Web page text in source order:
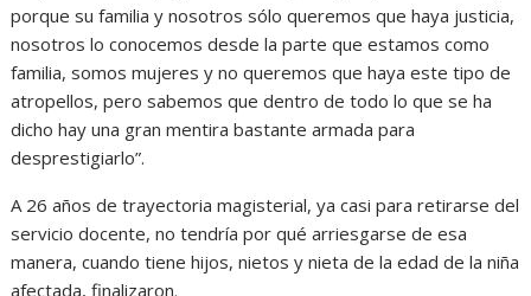
porque su familia y nosotros sólo queremos que haya justicia,
nosotros lo conocemos desde la parte que estamos como
familia, somos mujeres y no queremos que haya este tipo de
atropellos, pero sabemos que dentro de todo lo que se ha
dicho hay una gran mentira bastante armada para
desprestigiarlo”.
A 26 años de trayectoria magisterial, ya casi para retirarse del
servicio docente, no tendría por qué arriesgarse de esa
manera, cuando tiene hijos, nietos y nieta de la edad de la niña
afectada, finalizaron.